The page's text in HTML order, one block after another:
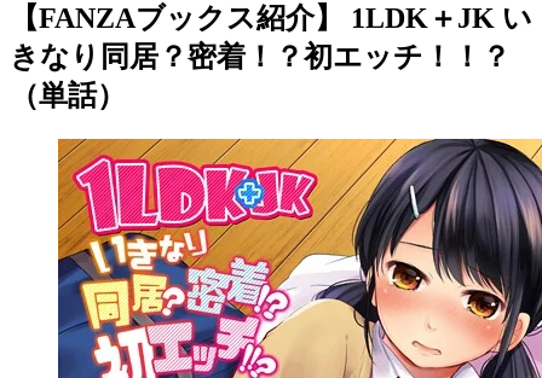
【FANZAブックス紹介】 1LDK＋JK い
きなり同居？密着！？初エッチ！！？
（単話）